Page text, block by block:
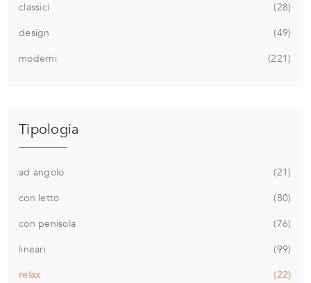
classici
28
design
49
moderni
221
Tipologia
ad angolo
21
con letto
80
con penisola
76
lineari
99
relax
22